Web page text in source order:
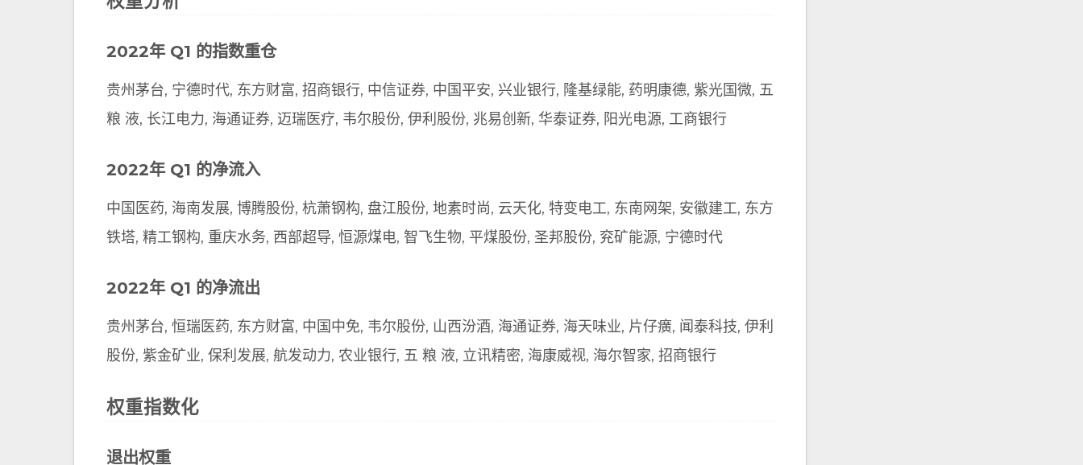
2022年 Q1 的指数重仓
贵州茅台, 宁德时代, 东方财富, 招商银行, 中信证券, 中国平安, 兴业银行, 隆基绿能, 药明康德, 紫光国微, 五
粮 液, 长江电力, 海通证券, 迈瑞医疗, 韦尔股份, 伊利股份, 兆易创新, 华泰证券, 阳光电源, 工商银行
2022年 Q1 的净流入
中国医药, 海南发展, 博腾股份, 杭萧钢构, 盘江股份, 地素时尚, 云天化, 特变电工, 东南网架, 安徽建工, 东方
铁塔, 精工钢构, 重庆水务, 西部超导, 恒源煤电, 智飞生物, 平煤股份, 圣邦股份, 兖矿能源, 宁德时代
2022年 Q1 的净流出
贵州茅台, 恒瑞医药, 东方财富, 中国中免, 韦尔股份, 山西汾酒, 海通证券, 海天味业, 片仔癀, 闻泰科技, 伊利
股份, 紫金矿业, 保利发展, 航发动力, 农业银行, 五 粮 液, 立讯精密, 海康威视, 海尔智家, 招商银行
权重指数化
退出权重